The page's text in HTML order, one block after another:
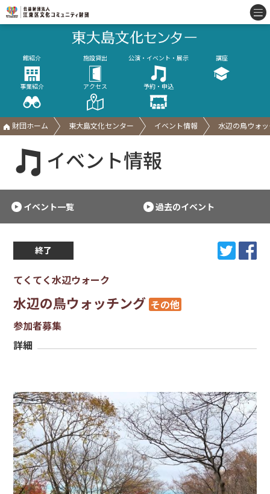
館紹介 施設貸出 公演・イベント・展示 講座
事業紹介 アクセス 予約・申込
財団ホーム 東大島文化センター イベント情報 水辺の鳥ウォ
イベント情報
イベント一覧 過去のイベント
終了
てくてく水辺ウォーク
水辺の鳥ウォッチング その他
参加者募集
詳細